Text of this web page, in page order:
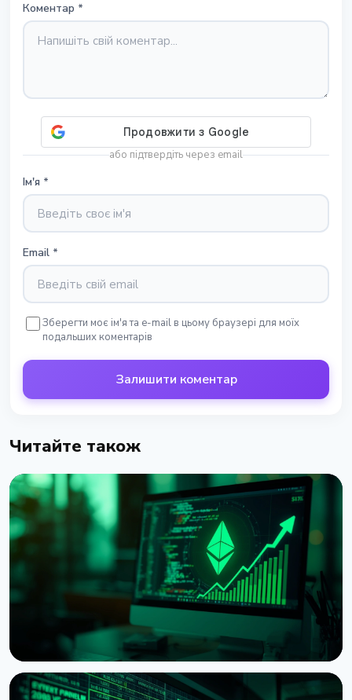
Коментар *
або підтвердіть через email
Ім'я *
Email *
Зберегти моє ім'я та e-mail в цьому браузері для моїх
подальших коментарів
Залишити коментар
Читайте також
НОВИНА